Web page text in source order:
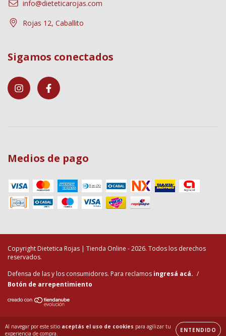
Al navegar por este sitio aceptás el uso de cookies para agilizar tu
experiencia de compra.
ENTENDIDO
info@dieteticarojas.com
Rojas 12, Caballito
Sigamos conectados
Medios de pago
Copyright Dietetica Rojas | Tienda Online - 2026. Todos los derechos
reservados.
Defensa de las y los consumidores. Para reclamos ingresá acá. /
Botón de arrepentimiento